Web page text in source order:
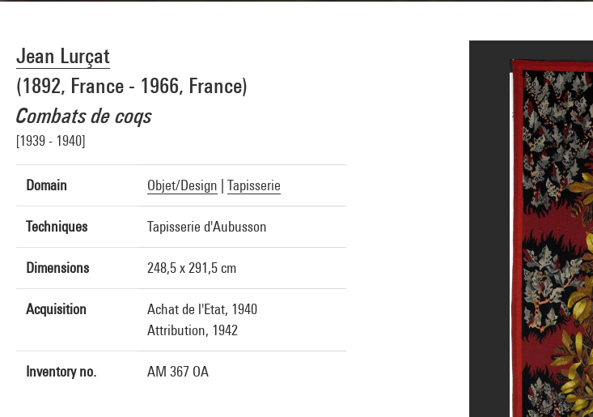
Jean Lurçat
(1892, France - 1966, France)
Combats de coqs
[1939 - 1940]
Domain Objet/Design Tapisserie
Techniques Tapisserie d'Aubusson
Dimensions 248,5 x 291,5 cm
Acquisition
Achat de l'Etat, 1940
Attribution, 1942
Inventory no. AM 367 OA